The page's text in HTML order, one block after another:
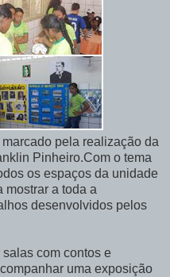
pela realização da
Pinheiro.Com o tema
os espaços da unidade
mostrar a toda a
desenvolvidos pelos
com contos e
uma exposição